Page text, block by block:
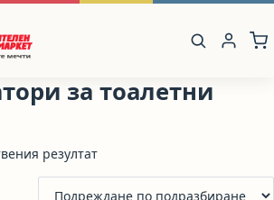
за тоалетни
резултат